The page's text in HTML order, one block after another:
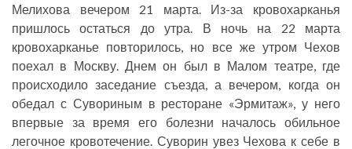
Мелихова вечером 21 марта. Из-за кровохарканья
пришлось остаться до утра. В ночь на 22 марта
кровохарканье повторилось, но все же утром Чехов
поехал в Москву. Днем он был в Малом театре, где
происходило заседание съезда, а вечером, когда он
обедал с Сувориным в ресторане «Эрмитаж», у него
впервые за время его болезни началось обильное
легочное кровотечение. Суворин увез Чехова к себе в